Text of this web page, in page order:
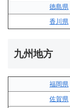
徳島県
香川県
九州地方
福岡県
佐賀県